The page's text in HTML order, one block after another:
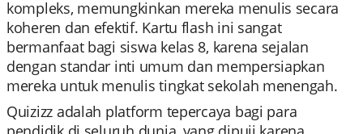
kompleks, memungkinkan mereka menulis secara
koheren dan efektif. Kartu flash ini sangat
bermanfaat bagi siswa kelas 8, karena sejalan
dengan standar inti umum dan mempersiapkan
mereka untuk menulis tingkat sekolah menengah.
Quizizz adalah platform tepercaya bagi para